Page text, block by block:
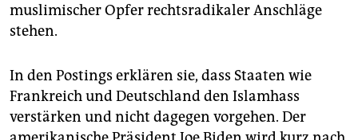
muslimischer Opfer rechtsradikaler Anschläge
stehen.
In den Postings erklären sie, dass Staaten wie
Frankreich und Deutschland den Islamhass
verstärken und nicht dagegen vorgehen. Der